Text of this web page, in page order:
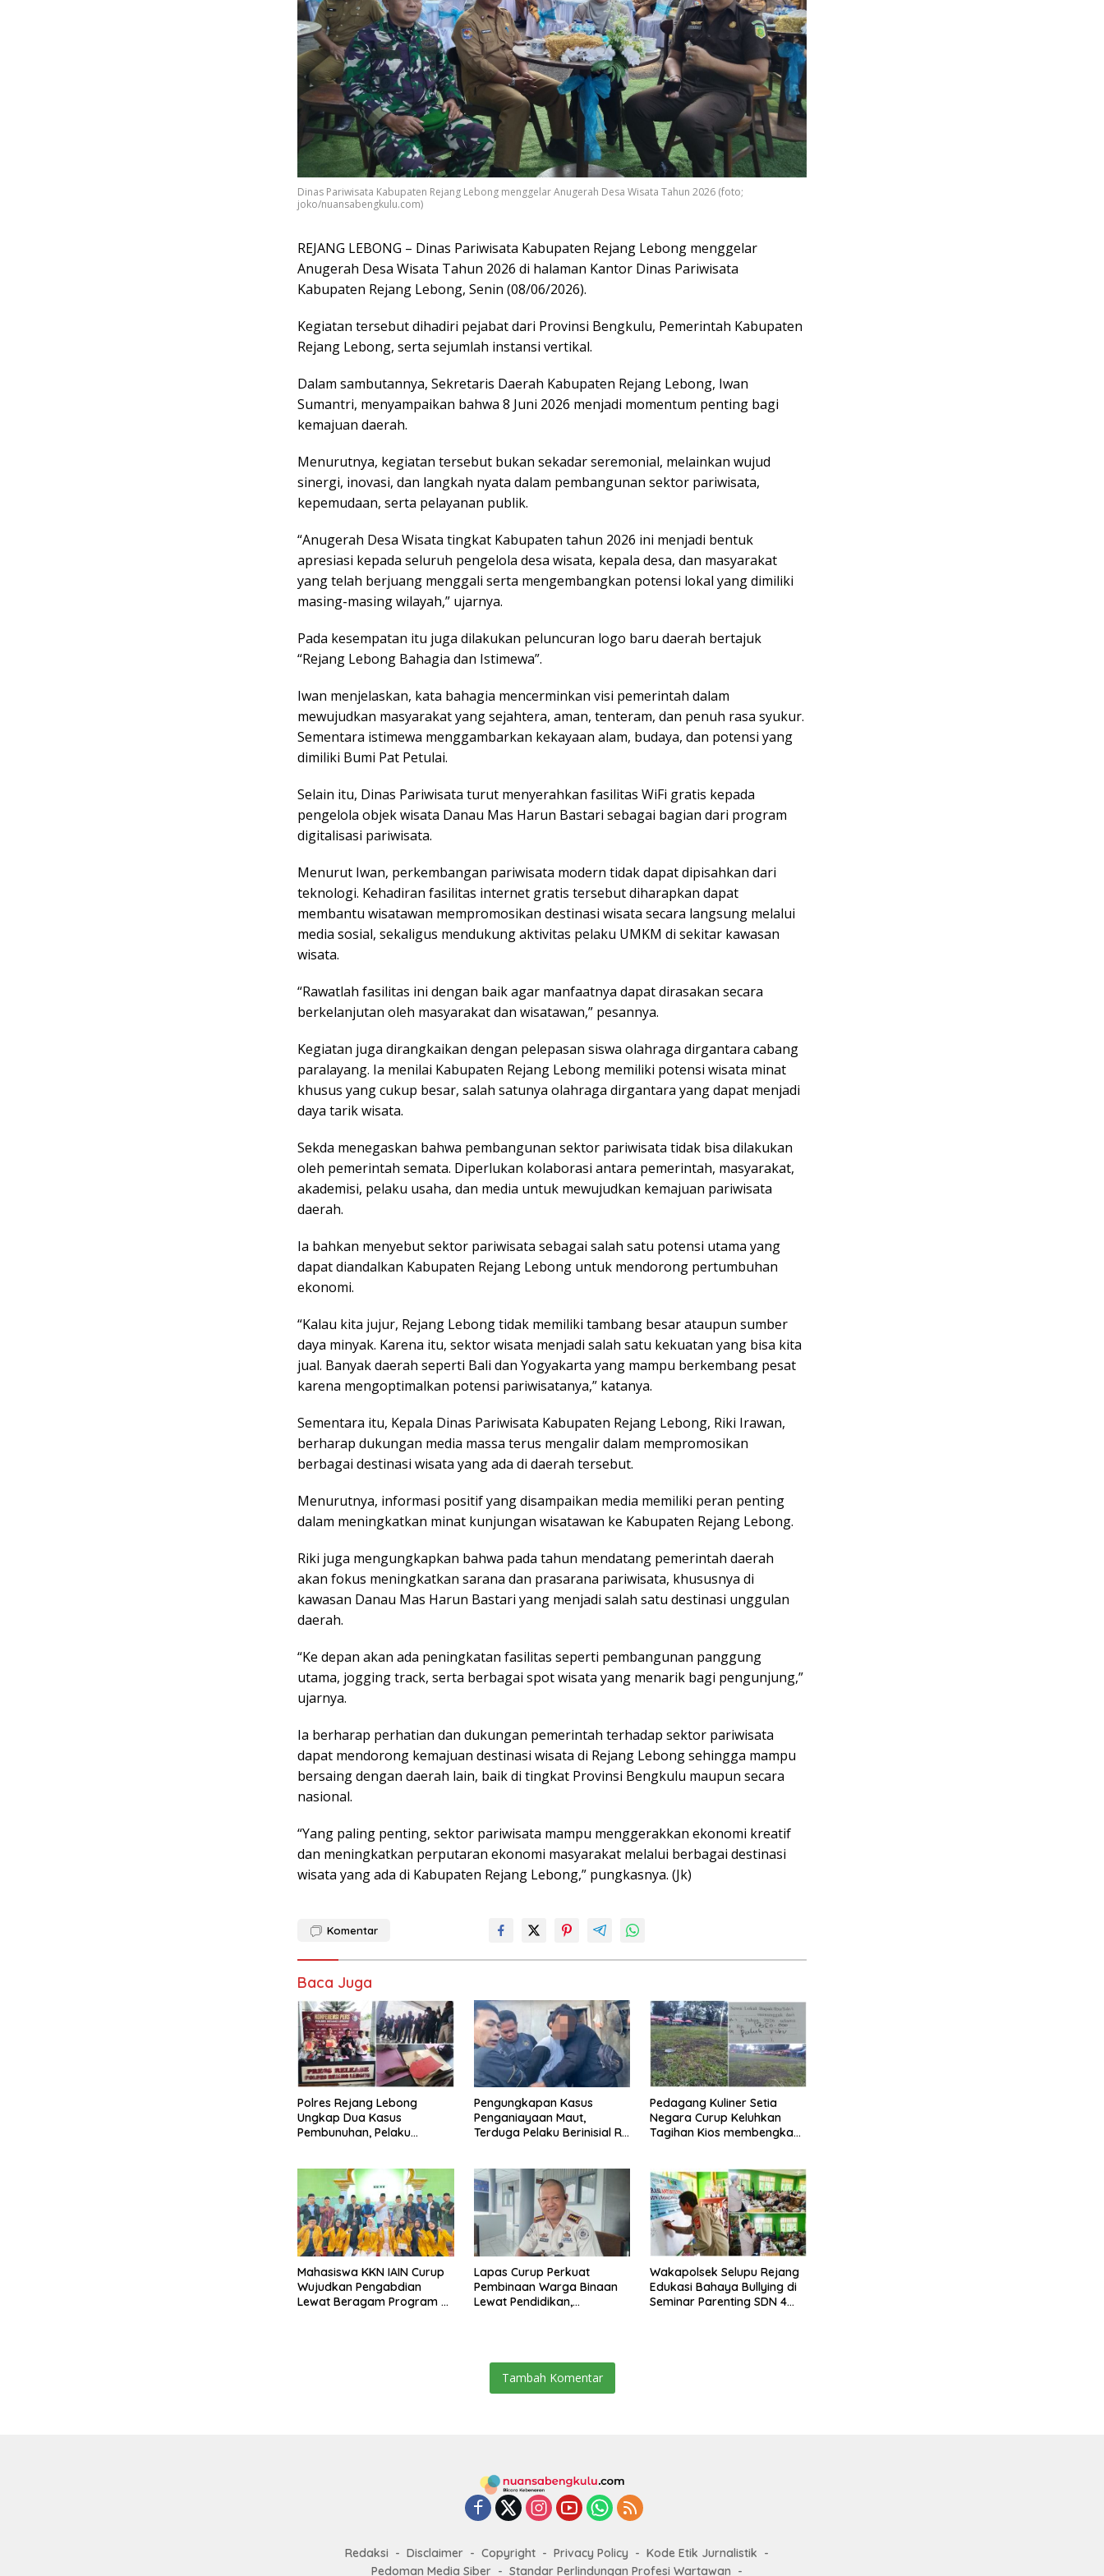
Dinas Pariwisata Kabupaten Rejang Lebong menggelar Anugerah Desa Wisata Tahun 2026 (foto;
joko/nuansabengkulu.com)
REJANG LEBONG – Dinas Pariwisata Kabupaten Rejang Lebong menggelar
Anugerah Desa Wisata Tahun 2026 di halaman Kantor Dinas Pariwisata
Kabupaten Rejang Lebong, Senin (08/06/2026).
Kegiatan tersebut dihadiri pejabat dari Provinsi Bengkulu, Pemerintah Kabupaten
Rejang Lebong, serta sejumlah instansi vertikal.
Dalam sambutannya, Sekretaris Daerah Kabupaten Rejang Lebong, Iwan
Sumantri, menyampaikan bahwa 8 Juni 2026 menjadi momentum penting bagi
kemajuan daerah.
Menurutnya, kegiatan tersebut bukan sekadar seremonial, melainkan wujud
sinergi, inovasi, dan langkah nyata dalam pembangunan sektor pariwisata,
kepemudaan, serta pelayanan publik.
“Anugerah Desa Wisata tingkat Kabupaten tahun 2026 ini menjadi bentuk
apresiasi kepada seluruh pengelola desa wisata, kepala desa, dan masyarakat
yang telah berjuang menggali serta mengembangkan potensi lokal yang dimiliki
masing-masing wilayah,” ujarnya.
Pada kesempatan itu juga dilakukan peluncuran logo baru daerah bertajuk
“Rejang Lebong Bahagia dan Istimewa”.
Iwan menjelaskan, kata bahagia mencerminkan visi pemerintah dalam
mewujudkan masyarakat yang sejahtera, aman, tenteram, dan penuh rasa syukur.
Sementara istimewa menggambarkan kekayaan alam, budaya, dan potensi yang
dimiliki Bumi Pat Petulai.
Selain itu, Dinas Pariwisata turut menyerahkan fasilitas WiFi gratis kepada
pengelola objek wisata Danau Mas Harun Bastari sebagai bagian dari program
digitalisasi pariwisata.
Menurut Iwan, perkembangan pariwisata modern tidak dapat dipisahkan dari
teknologi. Kehadiran fasilitas internet gratis tersebut diharapkan dapat
membantu wisatawan mempromosikan destinasi wisata secara langsung melalui
media sosial, sekaligus mendukung aktivitas pelaku UMKM di sekitar kawasan
wisata.
“Rawatlah fasilitas ini dengan baik agar manfaatnya dapat dirasakan secara
berkelanjutan oleh masyarakat dan wisatawan,” pesannya.
Kegiatan juga dirangkaikan dengan pelepasan siswa olahraga dirgantara cabang
paralayang. Ia menilai Kabupaten Rejang Lebong memiliki potensi wisata minat
khusus yang cukup besar, salah satunya olahraga dirgantara yang dapat menjadi
daya tarik wisata.
Sekda menegaskan bahwa pembangunan sektor pariwisata tidak bisa dilakukan
oleh pemerintah semata. Diperlukan kolaborasi antara pemerintah, masyarakat,
akademisi, pelaku usaha, dan media untuk mewujudkan kemajuan pariwisata
daerah.
Ia bahkan menyebut sektor pariwisata sebagai salah satu potensi utama yang
dapat diandalkan Kabupaten Rejang Lebong untuk mendorong pertumbuhan
ekonomi.
“Kalau kita jujur, Rejang Lebong tidak memiliki tambang besar ataupun sumber
daya minyak. Karena itu, sektor wisata menjadi salah satu kekuatan yang bisa kita
jual. Banyak daerah seperti Bali dan Yogyakarta yang mampu berkembang pesat
karena mengoptimalkan potensi pariwisatanya,” katanya.
Sementara itu, Kepala Dinas Pariwisata Kabupaten Rejang Lebong, Riki Irawan,
berharap dukungan media massa terus mengalir dalam mempromosikan
berbagai destinasi wisata yang ada di daerah tersebut.
Menurutnya, informasi positif yang disampaikan media memiliki peran penting
dalam meningkatkan minat kunjungan wisatawan ke Kabupaten Rejang Lebong.
Riki juga mengungkapkan bahwa pada tahun mendatang pemerintah daerah
akan fokus meningkatkan sarana dan prasarana pariwisata, khususnya di
kawasan Danau Mas Harun Bastari yang menjadi salah satu destinasi unggulan
daerah.
“Ke depan akan ada peningkatan fasilitas seperti pembangunan panggung
utama, jogging track, serta berbagai spot wisata yang menarik bagi pengunjung,”
ujarnya.
Ia berharap perhatian dan dukungan pemerintah terhadap sektor pariwisata
dapat mendorong kemajuan destinasi wisata di Rejang Lebong sehingga mampu
bersaing dengan daerah lain, baik di tingkat Provinsi Bengkulu maupun secara
nasional.
“Yang paling penting, sektor pariwisata mampu menggerakkan ekonomi kreatif
dan meningkatkan perputaran ekonomi masyarakat melalui berbagai destinasi
wisata yang ada di Kabupaten Rejang Lebong,” pungkasnya. (Jk)
Komentar
Baca Juga
Polres Rejang Lebong
Ungkap Dua Kasus
Pembunuhan, Pelaku
Pengungkapan Kasus
Penganiayaan Maut,
Terduga Pelaku Berinisial R
Pedagang Kuliner Setia
Negara Curup Keluhkan
Tagihan Kios membengkak
Mahasiswa KKN IAIN Curup
Wujudkan Pengabdian
Lewat Beragam Program di
Lapas Curup Perkuat
Pembinaan Warga Binaan
Lewat Pendidikan,
Wakapolsek Selupu Rejang
Edukasi Bahaya Bullying di
Seminar Parenting SDN 4
Tambah Komentar
Redaksi Disclaimer Copyright Privacy Policy
Kode Etik Jurnalistik
Pedoman Media Siber
Standar Perlindungan Profesi Wartawan